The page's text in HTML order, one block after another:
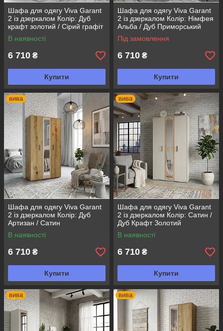
Шафа для одягу Viva Garant
2 із дзеркалом Колір: Дуб
крафт золотий / Сірий графіт
В наявності
6 710 ₴
Купити
Шафа для одягу Viva Garant
2 із дзеркалом Колір: Німфея
Альба / Дуб Приморський
Під замовлення
6 710 ₴
Купити
вива
Шафа для одягу Viva Garant
2 із дзеркалом Колір: Дуб
Артизан / Сатин
В наявності
6 710 ₴
Купити
вива
Шафа для одягу Viva Garant
2 із дзеркалом Колір: Сатин /
Дуб Крафт Золотий
В наявності
6 710 ₴
Купити
вива вива